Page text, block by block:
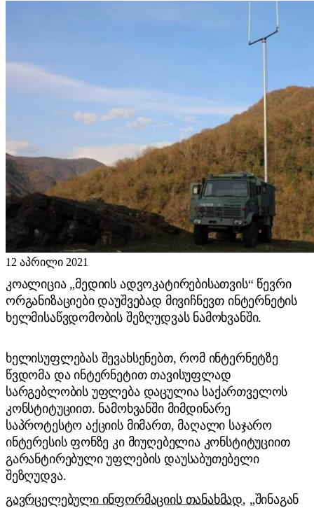
12 აპრილი 2021
კოალიცია „მედიის ადვოკატირებისათვის“ წევრი
ორგანიზაციები დაუშვებად მივიჩნევთ ინტერნეტის
ხელმისაწვდომობის შეზღუდვას ნამოხვანში.
ხელისუფლებას შევახსენებთ, რომ ინტერნეტზე
წვდომა და ინტერნეტით თავისუფლად
სარგებლობის უფლება დაცულია საქართველოს
კონსტიტუციით. ნამოხვანში მიმდინარე
საპროტესტო აქციის მიმართ, მაღალი საჯარო
ინტერესის ფონზე კი მიუღებელია კონსტიტუციით
გარანტირებული უფლების დაუსაბუთებელი
შეზღუდვა.
გავრცელებული ინფორმაციის თანახმად, „შინაგან